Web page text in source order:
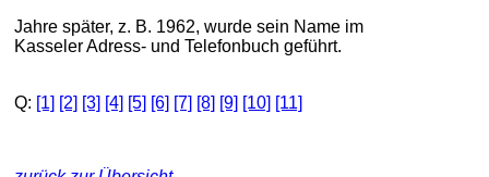
Jahre später, z. B. 1962, wurde sein Name im
Kasseler Adress- und Telefonbuch geführt.
Q: [1] [2] [3] [4] [5] [6] [7] [8] [9] [10] [11]